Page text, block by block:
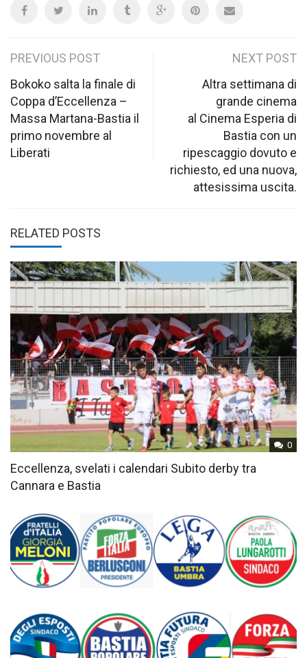
Post
navigation
PREVIOUS POST
Bokoko salta la finale di
Coppa d’Eccellenza –
Massa Martana-Bastia il
primo novembre al
Liberati
NEXT POST
Altra settimana di
grande cinema
al Cinema Esperia di
Bastia con un
ripescaggio dovuto e
richiesto, ed una nuova,
attesissima uscita.
RELATED POSTS
0
Eccellenza, svelati i calendari Subito derby tra
Cannara e Bastia